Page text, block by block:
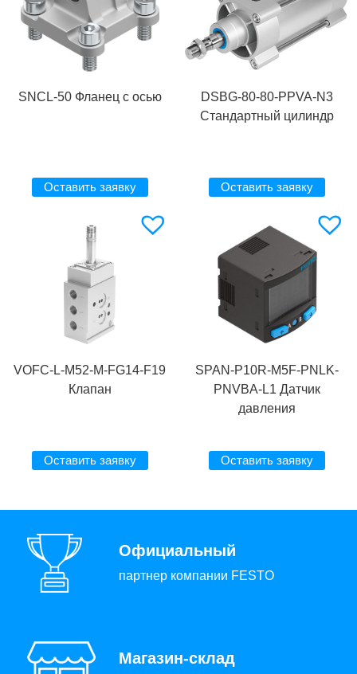
SNCL-50 Фланец с осью
Оставить заявку
DSBG-80-80-PPVA-N3
Стандартный цилиндр
Оставить заявку
VOFC-L-M52-M-FG14-F19
Клапан
Оставить заявку
SPAN-P10R-M5F-PNLK-
PNVBA-L1 Датчик
давления
Оставить заявку
Официальный
партнер компании FESTO
Магазин-склад